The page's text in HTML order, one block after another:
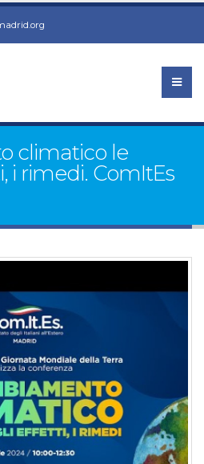
climatico le
i rimedi. ComItEs